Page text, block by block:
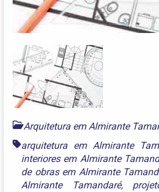
Arquitetura em Almirante
arquitetura em Almirante
interiores em Almirante
de obras em Almirante
Almirante Tamandaré,